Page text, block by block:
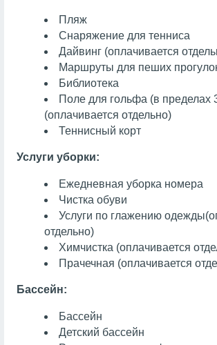
Пляж
Снаряжение для тенниса
Дайвинг (оплачивается
Маршруты для пеших
Библиотека
Поле для гольфа (в пределах
(оплачивается отдельно)
Теннисный корт
Услуги уборки:
Ежедневная уборка номера
Чистка обуви
Услуги по глажению одежды
отдельно)
Химчистка (оплачивается
Прачечная (оплачивается
Бассейн:
Бассейн
Детский бассейн